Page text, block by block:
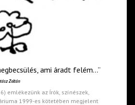
ami áradt felém…”
Zoltán
emlékezünk az Írók, színészek,
1999-es kötetében megjelent